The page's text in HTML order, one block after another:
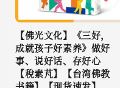
【佛光文化】《三好，
成就孩子好素养》做好
事、说好话、存好心
【稅素芃】【台湾佛教